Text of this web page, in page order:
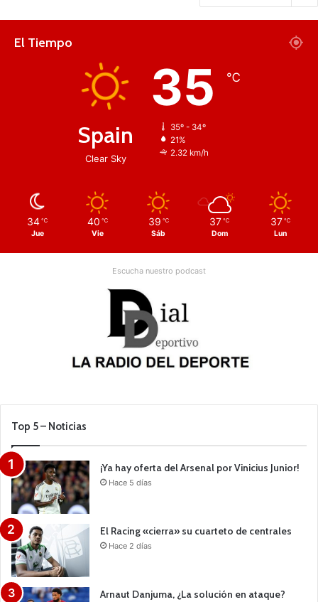
El Tiempo
Spain
Clear Sky
35 ℃
35º - 34º
21%
2.32 km/h
34 ℃
Jue
40 ℃
Vie
39 ℃
Sáb
37 ℃
Dom
37 ℃
Lun
Escucha nuestro podcast
Top 5 – Noticias
¡Ya hay oferta del Arsenal por Vinicius Junior!
Hace 5 días
El Racing «cierra» su cuarteto de centrales
Hace 2 días
Arnaut Danjuma, ¿La solución en ataque?